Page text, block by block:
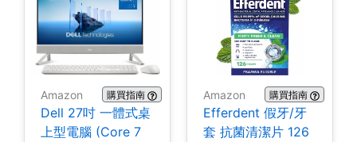
Amazon 購買指南
Dell 27吋 一體式桌
上型電腦 (Core 7
Amazon 購買指南
Efferdent 假牙/牙
套 抗菌清潔片 126